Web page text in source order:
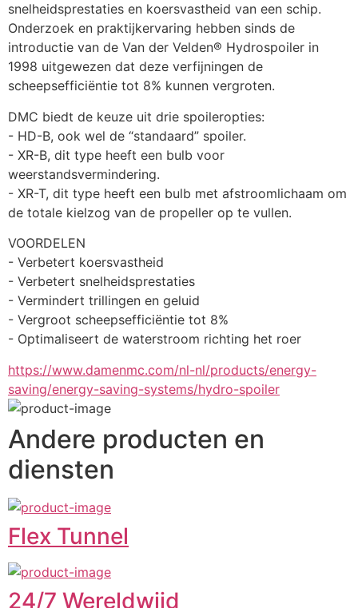
snelheidsprestaties en koersvastheid van een schip.
Onderzoek en praktijkervaring hebben sinds de
introductie van de Van der Velden® Hydrospoiler in
1998 uitgewezen dat deze verfijningen de
scheepsefficiëntie tot 8% kunnen vergroten.
DMC biedt de keuze uit drie spoileropties:
- HD-B, ook wel de “standaard” spoiler.
- XR-B, dit type heeft een bulb voor
weerstandsvermindering.
- XR-T, dit type heeft een bulb met afstroomlichaam om
de totale kielzog van de propeller op te vullen.
VOORDELEN
- Verbetert koersvastheid
- Verbetert snelheidsprestaties
- Vermindert trillingen en geluid
- Vergroot scheepsefficiëntie tot 8%
- Optimaliseert de waterstroom richting het roer
https://www.damenmc.com/nl-nl/products/energy-
saving/energy-saving-systems/hydro-spoiler
Andere producten en
diensten
Flex Tunnel
24/7 Wereldwijd